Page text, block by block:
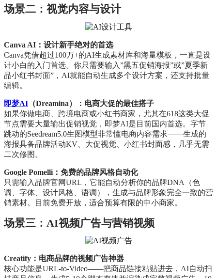
场景二：视觉内容与设计
Canva AI：设计新手绝对的首选
Canva凭借超过100万+的AI生成素材库和海量模板，一直是设
计小白的入门首选。你只需要输入”黑五促销海报”或”夏季新
品小红书封面”，AI就能自动生成多个设计方案，还支持批量
编辑。
即梦AI （Dreamina）：电商大促的最佳搭子
如果你做电商、跨境电商或小红书商家，尤其在618这类大促
节点需要大量输出促销视觉，即梦AI是目前国内首选。字节
跳动的Seedream5.0生图模型非常懂电商内容需求——生成的
海报具备品牌活动KV、大促视觉、小红书封面感，几乎无需
二次修图。
Google Pomelli：免费的品牌风格自动化
只需输入品牌官网URL，它能自动分析你的品牌DNA（色
调、字体、设计风格、语调），生成与品牌形象完全一致的营
销素材。目前免费开放，适合预算有限的中小商家。
场景三：AI视频广告与营销视频
Creatify：电商品牌的视频广告神器
核心功能是URL-to-Video——把商品链接粘贴进去，AI自动扫